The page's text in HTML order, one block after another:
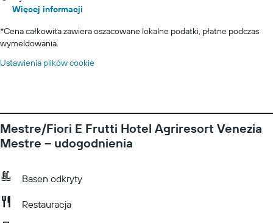
Więcej informacji
*Cena całkowita zawiera oszacowane lokalne podatki, płatne podczas
wymeldowania.
Ustawienia plików cookie
Mestre/Fiori E Frutti Hotel Agriresort Venezia
Mestre – udogodnienia
Basen odkryty
Restauracja